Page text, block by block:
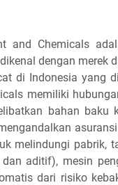
and Chemicals
dengan merek
di Indonesia yang
memiliki
bahan baku
melindungi pabrik,
dan aditif), mesin
dari risiko